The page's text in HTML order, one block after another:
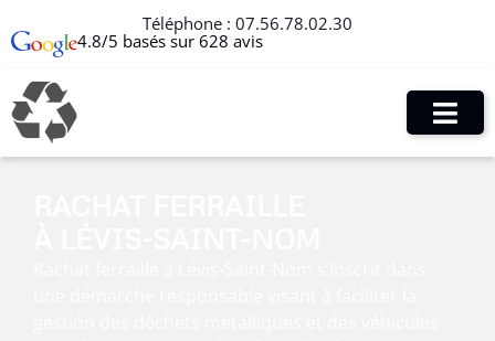
Téléphone : 07.56.78.02.30
4.8/5 basés sur 628 avis